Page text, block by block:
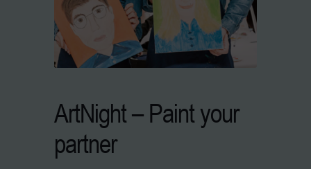
ArtNight – Paint your
partner